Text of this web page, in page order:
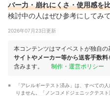
バー力・崩れにくさ・使用感を
検討中の人はぜひ参考にしてみ
2026年07月23日更新
本コンテンツはマイベストが独自の
サイトやメーカー等から送客手数料
含みます。
制作・運営ポリシー
「アレルギーテスト済み」は、すべての
りません。「ノンコメドジェニックテス